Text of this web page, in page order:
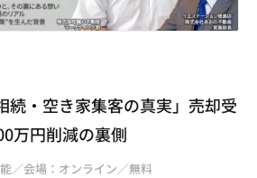
続・空き家集客の真実」売却受
万円削減の裏側
／会場：オンライン／無料